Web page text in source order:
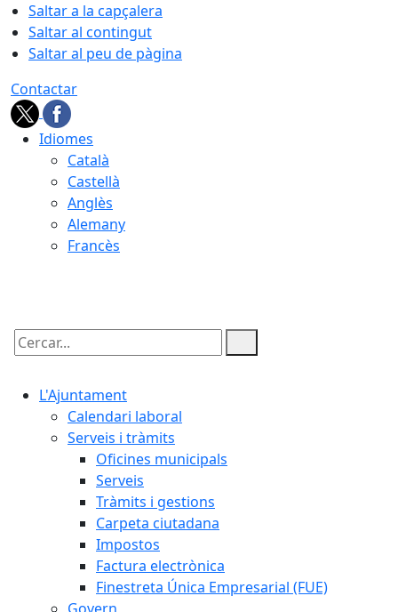
Saltar a la capçalera
Saltar al contingut
Saltar al peu de pàgina
Contactar
Idiomes
Català
Castellà
Anglès
Alemany
Francès
Cercar:
L'Ajuntament
Calendari laboral
Serveis i tràmits
Oficines municipals
Serveis
Tràmits i gestions
Carpeta ciutadana
Impostos
Factura electrònica
Finestreta Única Empresarial (FUE)